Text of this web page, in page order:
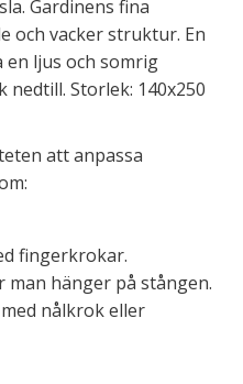
Gardinens fina
och vacker struktur. En
ljus och somrig
Storlek: 140x250
att anpassa
fingerkrokar.
man hänger på stången.
nålkrok eller